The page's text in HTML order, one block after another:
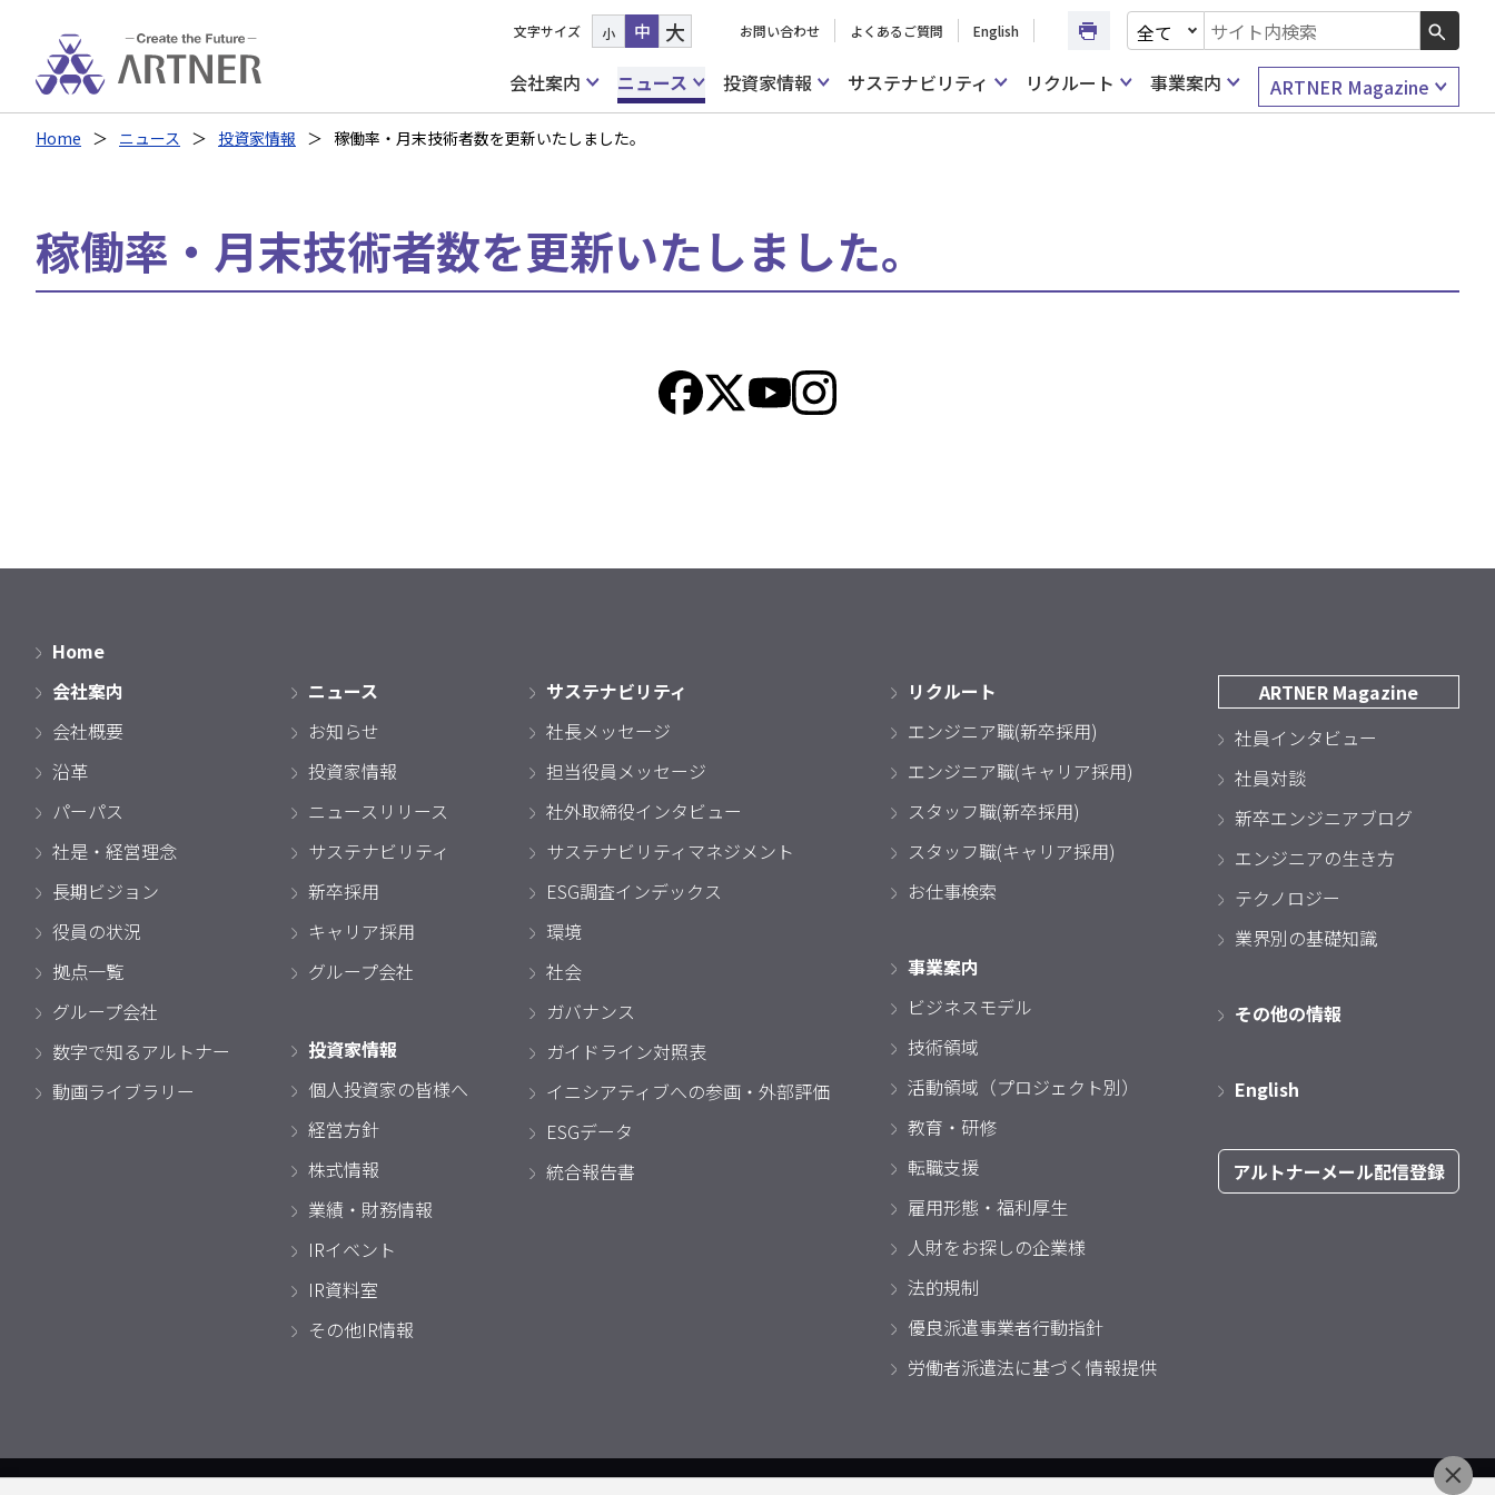
文字サイズ 小 中 大 お問い合わせ よくあるご質問 English
文書種別を選択
検索キーワード入力
会社案内
ニュース 投資家情報 サステナビリティ リクルート 事業案内 ARTNER Magazine
Home ニュース 投資家情報 稼働率・月末技術者数を更新いたしました。
稼働率・月末技術者数を更新いたしました。
Home
会社案内
会社概要
沿革
パーパス
社是・経営理念
長期ビジョン
役員の状況
拠点一覧
グループ会社
数字で知るアルトナー
動画ライブラリー
ニュース
お知らせ
投資家情報
ニュースリリース
サステナビリティ
新卒採用
キャリア採用
グループ会社
投資家情報
個人投資家の皆様へ
経営方針
株式情報
業績・財務情報
IRイベント
IR資料室
その他IR情報
サステナビリティ
社長メッセージ
担当役員メッセージ
社外取締役インタビュー
サステナビリティマネジメント
ESG調査インデックス
環境
社会
ガバナンス
ガイドライン対照表
イニシアティブへの参画・外部評価
ESGデータ
統合報告書
リクルート
エンジニア職(新卒採用)
エンジニア職(キャリア採用)
スタッフ職(新卒採用)
スタッフ職(キャリア採用)
お仕事検索
事業案内
ビジネスモデル
技術領域
活動領域（プロジェクト別）
教育・研修
転職支援
雇用形態・福利厚生
人財をお探しの企業様
法的規制
優良派遣事業者行動指針
労働者派遣法に基づく情報提供
ARTNER Magazine
社員インタビュー
社員対談
新卒エンジニアブログ
エンジニアの生き方
テクノロジー
業界別の基礎知識
その他の情報
English
アルトナーメール配信登録